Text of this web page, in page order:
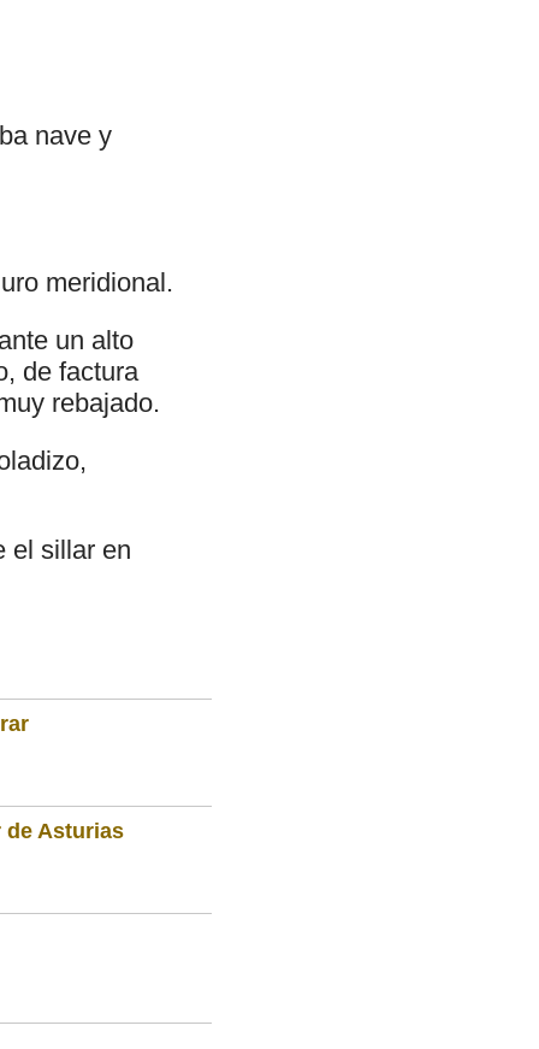
nave y
meridional.
un alto
de factura
rebajado.
el sillar en
de Asturias